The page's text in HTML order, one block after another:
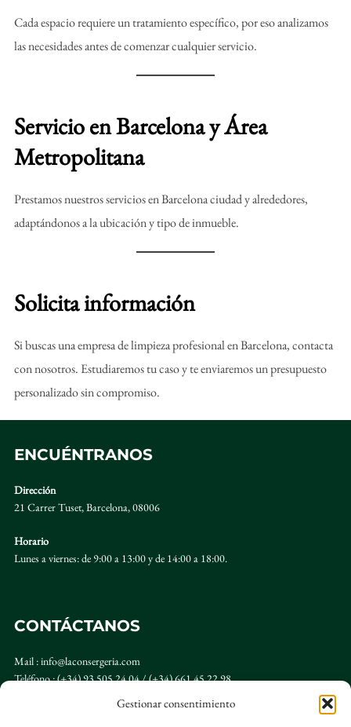
Gestionar consentimiento
Cada espacio requiere un tratamiento específico, por eso analizamos
las necesidades antes de comenzar cualquier servicio.
Servicio en Barcelona y Área
Metropolitana
Prestamos nuestros servicios en Barcelona ciudad y alrededores,
adaptándonos a la ubicación y tipo de inmueble.
Solicita información
Si buscas una empresa de limpieza profesional en Barcelona, contacta
con nosotros. Estudiaremos tu caso y te enviaremos un presupuesto
personalizado sin compromiso.
ENCUÉNTRANOS
Dirección
21 Carrer Tuset, Barcelona, 08006
Horario
Lunes a viernes: de 9:00 a 13:00 y de 14:00 a 18:00.
CONTÁCTANOS
Mail : info@laconsergeria.com
Teléfono : (+34) 93 505 24 04 / (+34) 661 45 22 98